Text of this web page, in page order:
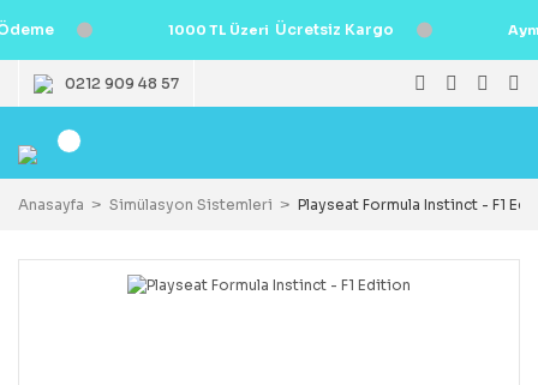
1000 TL Üzeri Ücretsiz Kargo
0212 909 48 57
Anasayfa Simülasyon Sistemleri Playseat Formula Instinct - F1